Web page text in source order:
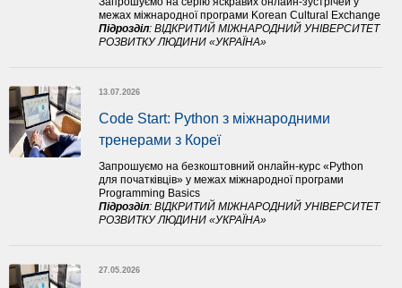
межах міжнародної програми Korean Cultural Exchange
Підрозділ: ВІДКРИТИЙ МІЖНАРОДНИЙ УНІВЕРСИТЕТ
РОЗВИТКУ ЛЮДИНИ «УКРАЇНА»
13.07.2026
Code Start: Python з міжнародними
тренерами з Кореї
Запрошуємо на безкоштовний онлайн-курс «Python
для початківців» у межах міжнародної програми
Programming Basics
Підрозділ: ВІДКРИТИЙ МІЖНАРОДНИЙ УНІВЕРСИТЕТ
РОЗВИТКУ ЛЮДИНИ «УКРАЇНА»
27.05.2026